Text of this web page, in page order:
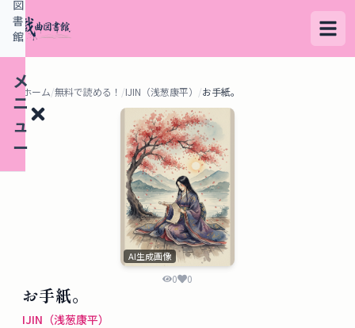
メ
ニ
ュ
ー
デ
図
書
館
ホーム/無料で読める！ /IJIN（浅葱康平） /お手紙。
AI生成画像
0 0
お手紙。
IJIN（浅葱康平）